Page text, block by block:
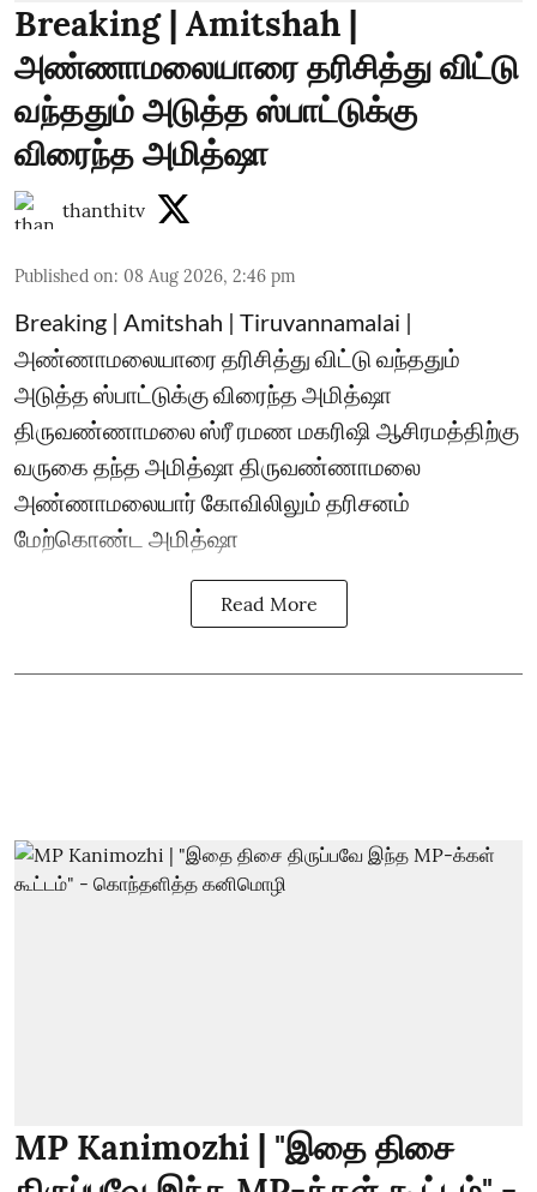
Breaking | Amitshah |
அண்ணாமலையாரை தரிசித்து விட்டு
வந்ததும் அடுத்த ஸ்பாட்டுக்கு
விரைந்த அமித்ஷா
thanthitv
Published on: 08 Aug 2026, 2:46 pm
Breaking | Amitshah | Tiruvannamalai |
அண்ணாமலையாரை தரிசித்து விட்டு வந்ததும்
அடுத்த ஸ்பாட்டுக்கு விரைந்த அமித்ஷா
திருவண்ணாமலை ஸ்ரீ ரமண மகரிஷி ஆசிரமத்திற்கு
வருகை தந்த அமித்ஷா திருவண்ணாமலை
அண்ணாமலையார் கோவிலிலும் தரிசனம்
மேற்கொண்ட அமித்ஷா
Read More
MP Kanimozhi | "இதை திசை